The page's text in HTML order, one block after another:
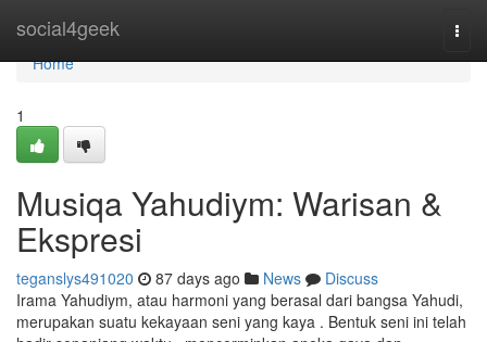
social4geek
Home
Home
1
Musiqa Yahudiym: Warisan &
Ekspresi
teganslys491020 87 days ago News
Discuss
Irama Yahudiym, atau harmoni yang berasal dari bangsa Yahudi,
merupakan suatu kekayaan seni yang kaya . Bentuk seni ini telah